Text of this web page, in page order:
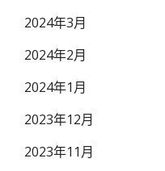
2024年3月
2024年2月
2024年1月
2023年12月
2023年11月